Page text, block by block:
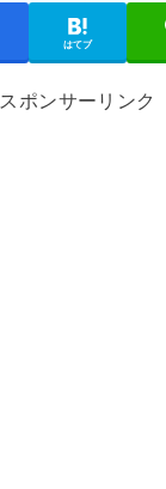
はてブ
スポンサーリンク